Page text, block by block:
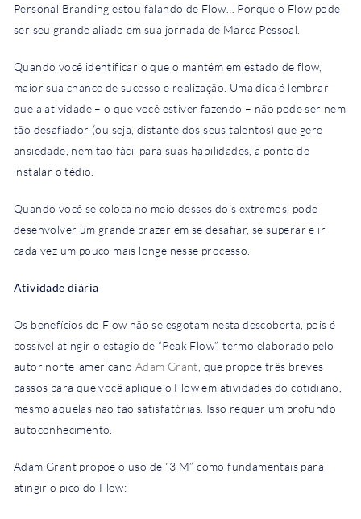
Personal Branding estou falando de Flow… Porque o Flow pode
ser seu grande aliado em sua jornada de Marca Pessoal.
Quando você identificar o que o mantém em estado de flow,
maior sua chance de sucesso e realização. Uma dica é lembrar
que a atividade – o que você estiver fazendo – não pode ser nem
tão desafiador (ou seja, distante dos seus talentos) que gere
ansiedade, nem tão fácil para suas habilidades, a ponto de
instalar o tédio.
Quando você se coloca no meio desses dois extremos, pode
desenvolver um grande prazer em se desafiar, se superar e ir
cada vez um pouco mais longe nesse processo.
Atividade diária
Os benefícios do Flow não se esgotam nesta descoberta, pois é
possível atingir o estágio de “Peak Flow”, termo elaborado pelo
autor norte-americano Adam Grant , que propõe três breves
passos para que você aplique o Flow em atividades do cotidiano,
mesmo aquelas não tão satisfatórias. Isso requer um profundo
autoconhecimento.
Adam Grant propõe o uso de “3 M” como fundamentais para
atingir o pico do Flow: